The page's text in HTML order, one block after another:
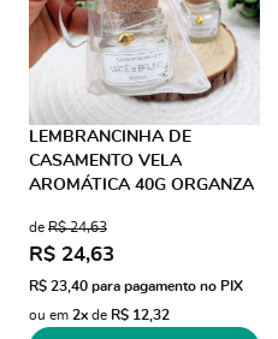
LEMBRANCINHA DE
CASAMENTO VELA
AROMÁTICA 40G ORGANZA
TRANSPARENTE
de R$ 24,63
R$ 24,63
R$ 23,40 para pagamento no PIX
ou em 2x de R$ 12,32